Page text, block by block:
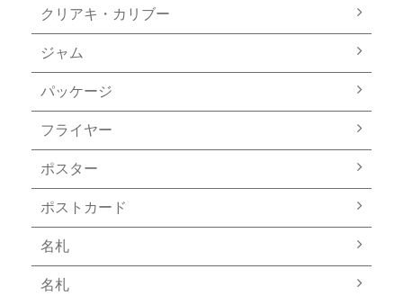
クリアキ・カリブー
ジャム
パッケージ
フライヤー
ポスター
ポストカード
名札
名札